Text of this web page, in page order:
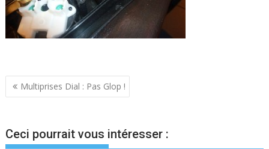
Navigation
l’article
Multiprises Dial : Pas Glop !
Ceci pourrait vous intéresser :